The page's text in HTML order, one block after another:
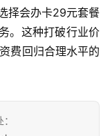
择会办卡29元套餐
。这种打破行业价
费回归合理水平的